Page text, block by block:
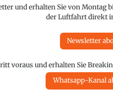
und erhalten Sie von
der Luftfahrt direkt
Newsletter
voraus und erhalten Sie
Whatsapp-Kanal